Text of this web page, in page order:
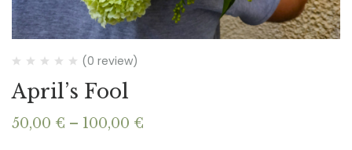
(0 review)
April’s Fool
50,00 € – 100,00 €